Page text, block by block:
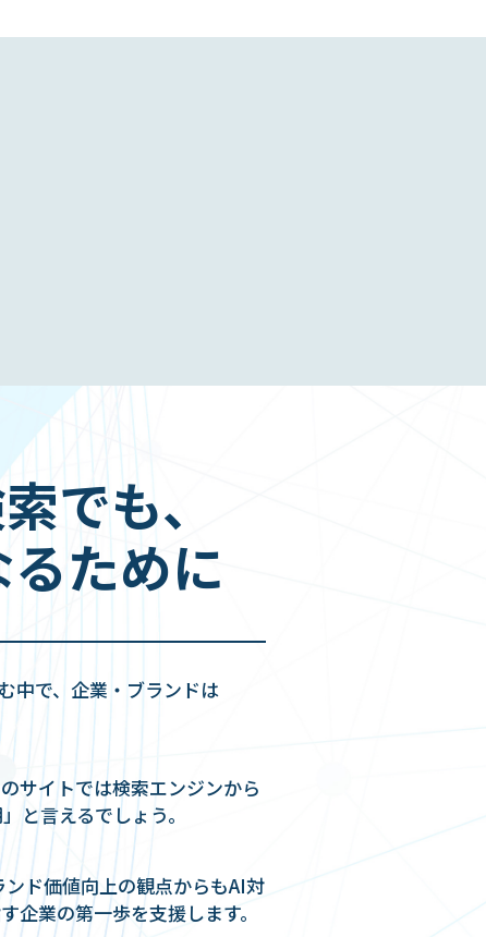
でも､
ために
中で、企業・ブランドは
サイトでは検索エンジンから
と言えるでしょう。
ド価値向上の観点からもAI対
業の第一歩を支援します。